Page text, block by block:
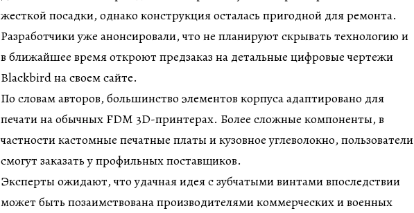
жесткой посадки, однако конструкция осталась пригодной для ремонта.
Разработчики уже анонсировали, что не планируют скрывать технологию и
в ближайшее время откроют предзаказ на детальные цифровые чертежи
Blackbird на своем сайте.
По словам авторов, большинство элементов корпуса адаптировано для
печати на обычных FDM 3D-принтерах. Более сложные компоненты, в
частности кастомные печатные платы и кузовное углеволокно, пользователи
смогут заказать у профильных поставщиков.
Эксперты ожидают, что удачная идея с зубчатыми винтами впоследствии
может быть позаимствована производителями коммерческих и военных